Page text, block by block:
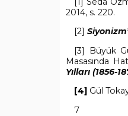
2014, s. 220.
[2]
[3]
Büyük
Masasında
Yılları (1856-
[4] Gül
7